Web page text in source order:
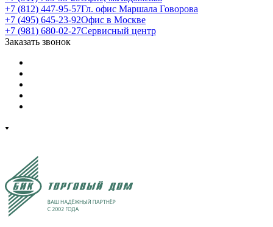
+7 (812) 447-95-57Гл. офис Маршала Говорова
+7 (495) 645-23-92Офис в Москве
+7 (981) 680-02-27Сервисный центр
Заказать звонок